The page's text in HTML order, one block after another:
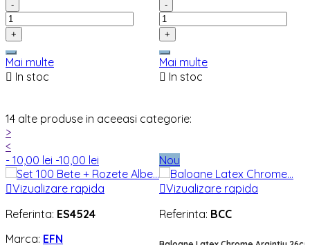
-
+
Mai multe
 In stoc
-
+
Mai multe
 In stoc
14 alte produse in aceeasi categorie:
>
<
- 10,00 lei -10,00 lei
Vizualizare rapida
Referinta: ES4524
Marca: EFN
Nou
Vizualizare rapida
Referinta: BCC